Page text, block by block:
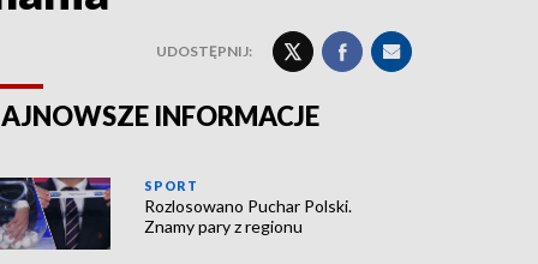
UDOSTĘPNIJ:
INFORMACJE
SPORT
Rozlosowano Puchar Polski.
Znamy pary z regionu